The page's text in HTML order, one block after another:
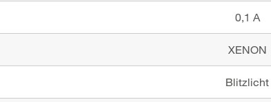
0,1 A
XENON
Blitzlicht